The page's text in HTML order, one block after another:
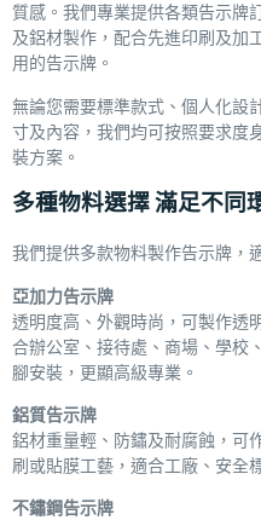
質感。我們專業提供各類告示牌
及鋁材製作，配合先進印刷及加
用的告示牌。
無論您需要標準款式、個人化設
寸及內容，我們均可按照要求度
裝方案。
多種物料選擇 滿足不同
我們提供多款物料製作告示牌，
亞加力告示牌
透明度高、外觀時尚，可製作透
合辦公室、接待處、商場、學校
腳安裝，更顯高級專業。
鋁質告示牌
鋁材重量輕、防鏽及耐腐蝕，可
刷或貼膜工藝，適合工廠、安全
不鏽鋼告示牌